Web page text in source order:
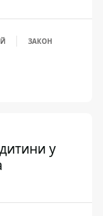
ЗАКОН
у